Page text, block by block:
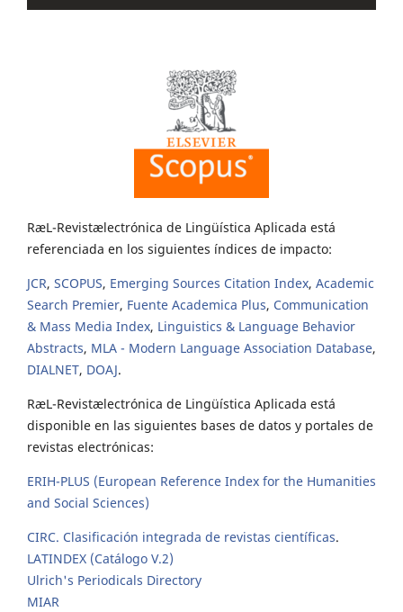
RæL-Revistælectrónica de Lingüística Aplicada está
referenciada en los siguientes índices de impacto:
JCR, SCOPUS, Emerging Sources Citation Index, Academic
Search Premier, Fuente Academica Plus, Communication
& Mass Media Index, Linguistics & Language Behavior
Abstracts, MLA - Modern Language Association Database,
DIALNET, DOAJ.
RæL-Revistælectrónica de Lingüística Aplicada está
disponible en las siguientes bases de datos y portales de
revistas electrónicas:
ERIH-PLUS (European Reference Index for the Humanities
and Social Sciences)
CIRC. Clasificación integrada de revistas científicas.
LATINDEX (Catálogo V.2)
Ulrich's Periodicals Directory
MIAR